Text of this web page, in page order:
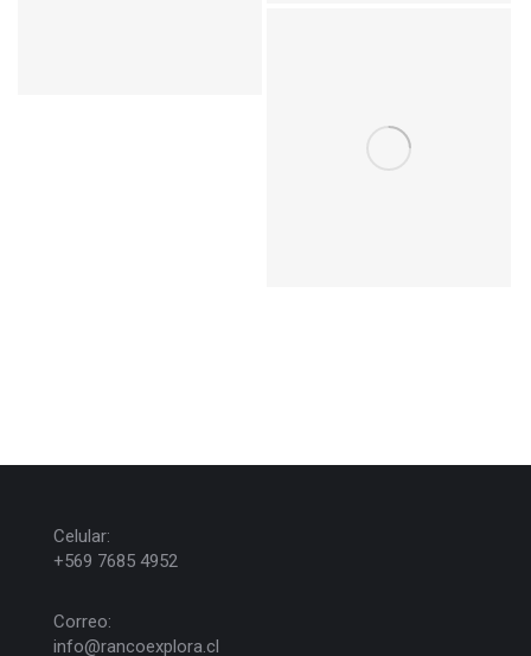
Celular:
+569 7685 4952
Correo:
info@rancoexplora.cl